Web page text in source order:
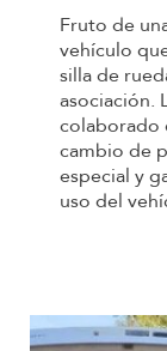
Fruto de
vehículo
silla de
asociación.
colaborado
cambio de
especial y
uso del